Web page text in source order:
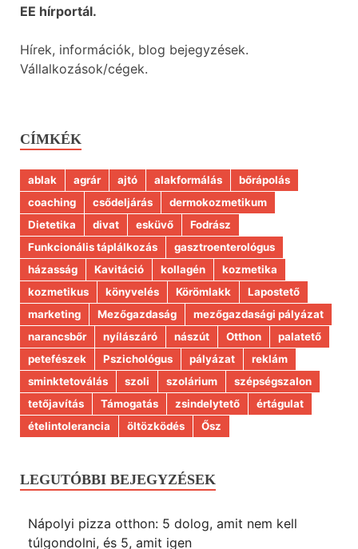
EE hírportál.
Hírek, információk, blog bejegyzések.
Vállalkozások/cégek.
CÍMKÉK
ablak agrár ajtó alakformálás
bőrápolás
coaching
csődeljárás
dermokozmetikum
Dietetika
divat esküvő
Fodrász
Funkcionális táplálkozás
gasztroenterológus
házasság
Kavitáció kollagén
kozmetika
kozmetikus
könyvelés Körömlakk
Lapostető
marketing
Mezőgazdaság
mezőgazdasági pályázat
narancsbőr
nyílászáró nászút Otthon
palatető
petefészek
Pszichológus pályázat
reklám
sminktetoválás
szoli szolárium
szépségszalon
tetőjavítás
Támogatás zsindelytető
értágulat
ételintolerancia
öltözködés Ősz
LEGUTÓBBI BEJEGYZÉSEK
Nápolyi pizza otthon: 5 dolog, amit nem kell
túlgondolni, és 5, amit igen